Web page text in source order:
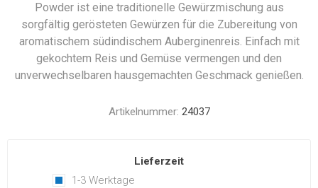
Powder ist eine traditionelle Gewürzmischung aus
sorgfältig gerösteten Gewürzen für die Zubereitung von
aromatischem südindischem Auberginenreis. Einfach mit
gekochtem Reis und Gemüse vermengen und den
unverwechselbaren hausgemachten Geschmack genießen.
Artikelnummer: 24037
Lieferzeit
1-3 Werktage